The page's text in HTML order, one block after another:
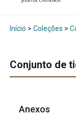
Início > Coleções >
Conjunto de
Anexos